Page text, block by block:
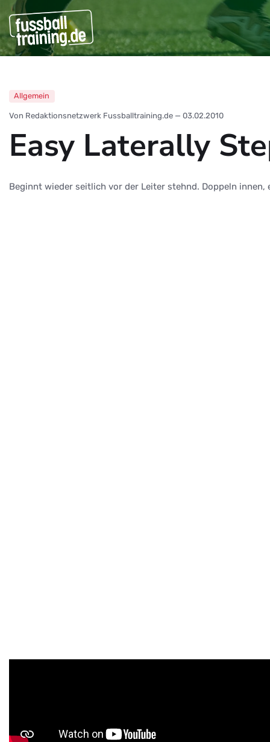
Allgemein
Von Redaktionsnetzwerk Fussballtraining.de — 03.02.2010
Easy Laterally
Beginnt wieder seitlich vor der Leiter stehnd. Doppeln